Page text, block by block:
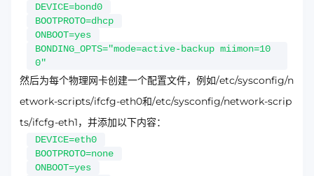
DEVICE=bond0
BOOTPROTO=dhcp
ONBOOT=yes
BONDING_OPTS="mode=active-backup miimon=10
0"
然后为每个物理网卡创建一个配置文件，例如/etc/sysconfig/n
etwork-scripts/ifcfg-eth0和/etc/sysconfig/network-scrip
ts/ifcfg-eth1，并添加以下内容：
DEVICE=eth0
BOOTPROTO=none
ONBOOT=yes